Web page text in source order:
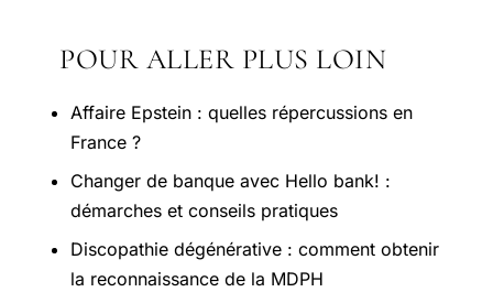
POUR ALLER PLUS LOIN
Affaire Epstein : quelles répercussions en
France ?
Changer de banque avec Hello bank! :
démarches et conseils pratiques
Discopathie dégénérative : comment obtenir
la reconnaissance de la MDPH